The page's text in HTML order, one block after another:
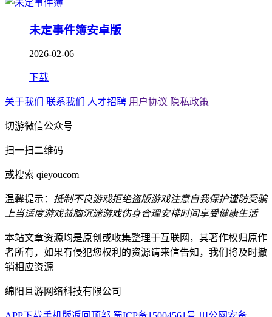
未定事件簿安卓版
2026-02-06
下载
关于我们 联系我们 人才招聘 用户协议 隐私政策
切游微信公众号
扫一扫二维码
或搜索 qieyoucom
温馨提示： 抵制不良游戏拒绝盗版游戏注意自我保护谨防受骗
上当适度游戏益脑沉迷游戏伤身合理安排时间享受健康生活
本站文章资源均是原创或收集整理于互联网，其著作权归原作
者所有，如果有侵犯您权利的资源请来信告知，我们将及时撤
销相应资源
绵阳且游网络科技有限公司